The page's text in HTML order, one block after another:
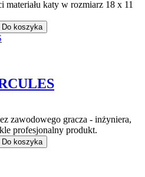
katy w rozmiarz 18 x 11
Do koszyka
zawodowego gracza - inżyniera,
profesjonalny produkt.
Do koszyka